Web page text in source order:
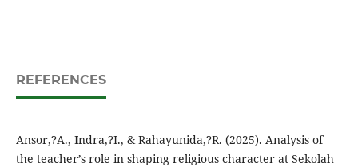
REFERENCES
Ansor,?A., Indra,?I., & Rahayunida,?R. (2025). Analysis of
the teacher’s role in shaping religious character at Sekolah